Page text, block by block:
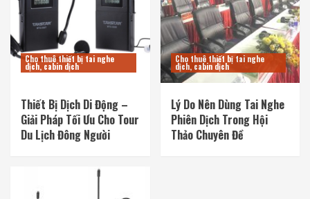
Cho thuê thiết bị tai nghe
dịch, cabin dịch
Thiết Bị Dịch Di Động –
Giải Pháp Tối Ưu Cho Tour
Du Lịch Đông Người
Cho thuê thiết bị tai nghe
dịch, cabin dịch
Lý Do Nên Dùng Tai Nghe
Phiên Dịch Trong Hội
Thảo Chuyên Đề